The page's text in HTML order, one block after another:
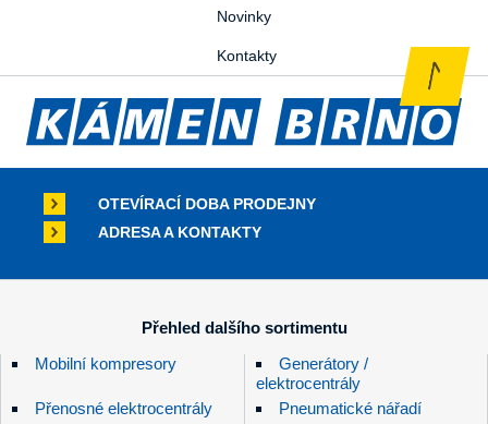
Novinky
Kontakty
OTEVÍRACÍ DOBA PRODEJNY
ADRESA A KONTAKTY
Přehled dalšího sortimentu
Mobilní kompresory
Generátory /
elektrocentrály
Přenosné elektrocentrály
Pneumatické nářadí